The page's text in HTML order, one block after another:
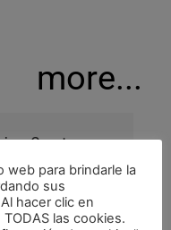
more...
Centro
Calatayud
de julio de 2026
público
web para brindarle la
sus
hacer clic en
las cookies.